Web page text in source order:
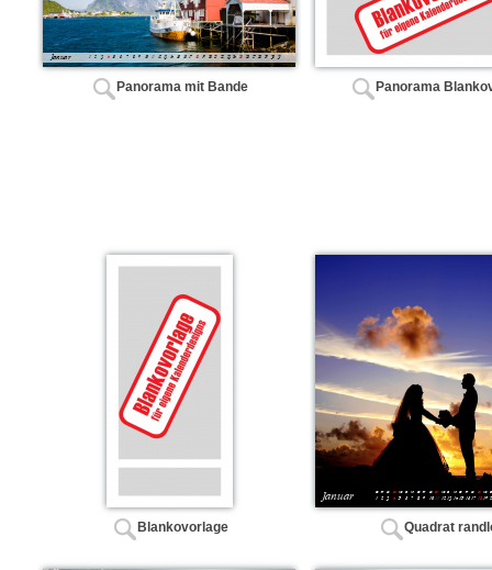
Panorama mit Bande Panorama
Blankovorlage Quadrat